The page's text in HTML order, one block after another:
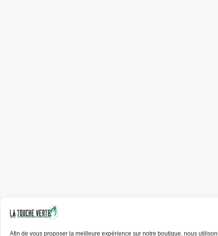
Afin de vous proposer la meilleure expérience sur notre boutique, nous